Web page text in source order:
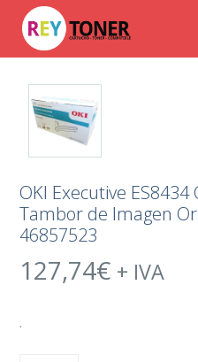
OKI Executive ES8434
Tambor de Imagen
46857523
127,74€ + IVA
.